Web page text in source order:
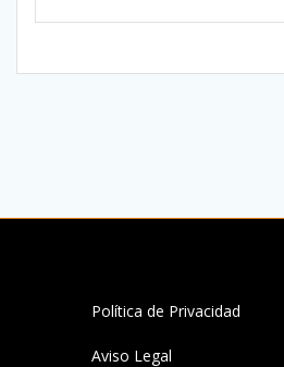
Política de Privacidad
Aviso Legal